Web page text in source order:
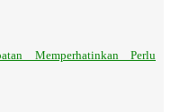
Memperhatinkan Perlu